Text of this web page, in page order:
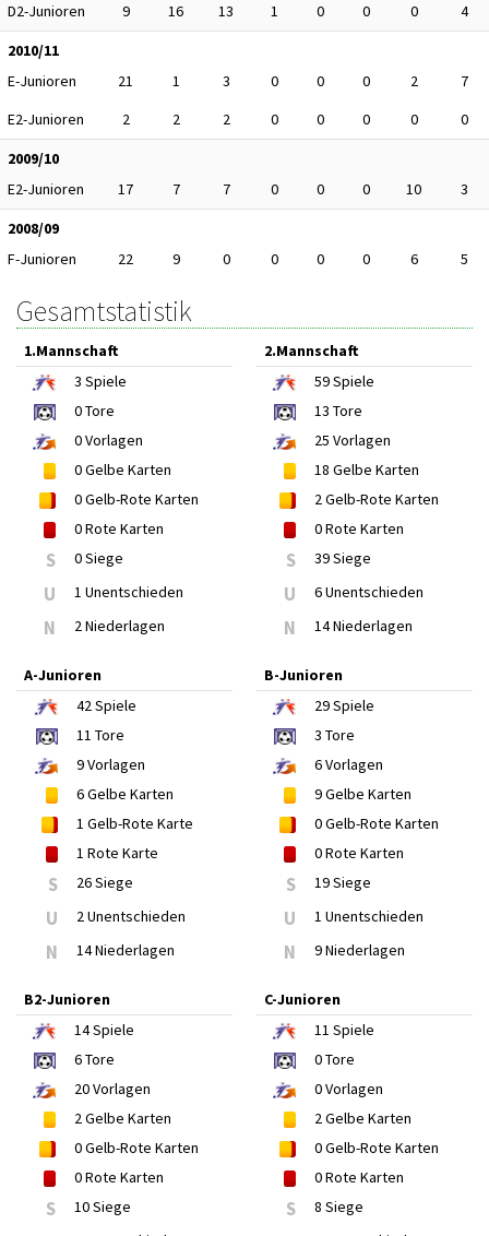
D2-Junioren 9 16 13 1 0 0 0
4
2010/11
E-Junioren
21 1 3 0 0 0 2
7
E2-Junioren
2 2 2 0 0 0 0
0
2009/10
E2-Junioren
17 7 7 0 0 0 10
3
2008/09
F-Junioren
22 9 0 0 0 0 6 5
Gesamtstatistik
1.Mannschaft
3 Spiele
0Tore
0Vorlagen
0Gelbe Karten
0Gelb-Rote Karten
0Rote Karten
S 0 Siege
U 1 Unentschieden
N 2 Niederlagen
2.Mannschaft
59Spiele
13 Tore
25 Vorlagen
18 Gelbe Karten
2Gelb-Rote Karten
0Rote Karten
S 39 Siege
U 6 Unentschieden
N 14 Niederlagen
A-Junioren
42Spiele
11 Tore
9Vorlagen
6Gelbe Karten
1 Gelb-Rote Karte
1 Rote Karte
S 26 Siege
U 2 Unentschieden
N 14 Niederlagen
B-Junioren
29Spiele
3 Tore
6Vorlagen
9Gelbe Karten
0Gelb-Rote Karten
0Rote Karten
S 19 Siege
U 1 Unentschieden
N 9 Niederlagen
B2-Junioren
14Spiele
6Tore
20Vorlagen
2Gelbe Karten
0Gelb-Rote Karten
0Rote Karten
S 10 Siege
C-Junioren
11 Spiele
0Tore
0Vorlagen
2Gelbe Karten
0Gelb-Rote Karten
0Rote Karten
S 8 Siege